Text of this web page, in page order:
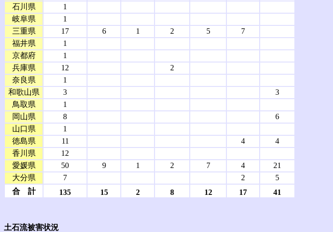
石川県
1
岐阜県
1
三重県
17 6 1 2 5
7
福井県
1
京都府
1
兵庫県
12
2
奈良県
1
和歌山県
3
3
鳥取県
1
岡山県
8
6
山口県
1
徳島県
11 4
4
香川県
12
愛媛県
50 9 1 2 7 4
21
大分県
7 2
5
合 計
135 15 2 8 12 17 41
土石流被害状況